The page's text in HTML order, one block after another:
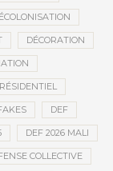
DÉCORATION
DEF
DEF 2026 MALI
COLLECTIVE